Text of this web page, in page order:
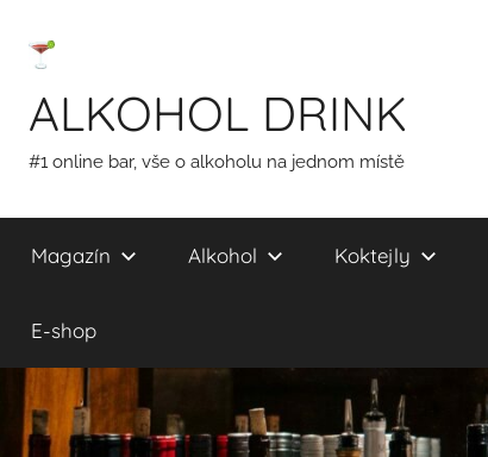
ALKOHOL DRINK
#1 online bar, vše o alkoholu na jednom místě
Magazín Alkohol Koktejly
E-shop